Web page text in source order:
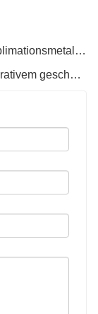
vorherige : A4-Sublimationspapier für Sublimationsmetalldruck
nächste : Durchgehende Decke aus dekorativem geschäumtem Aluminium